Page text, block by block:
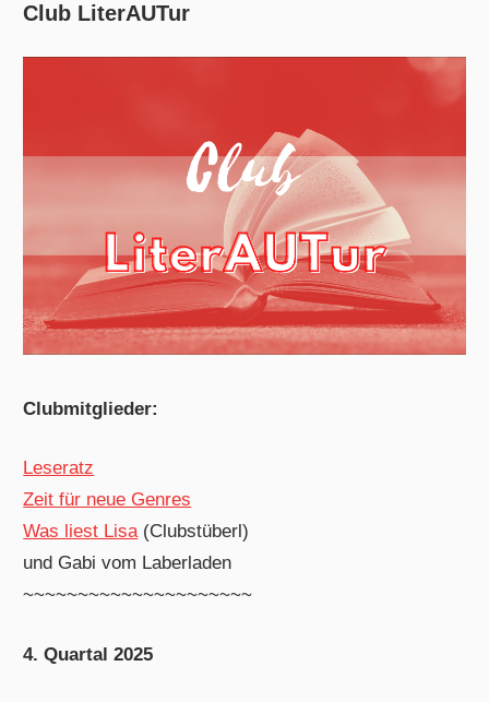
Club LiterAUTur
Clubmitglieder:
Leseratz
Zeit für neue Genres
Was liest Lisa(Clubstüberl)
und Gabi vom Laberladen
~~~~~~~~~~~~~~~~~~~~~
4. Quartal 2025